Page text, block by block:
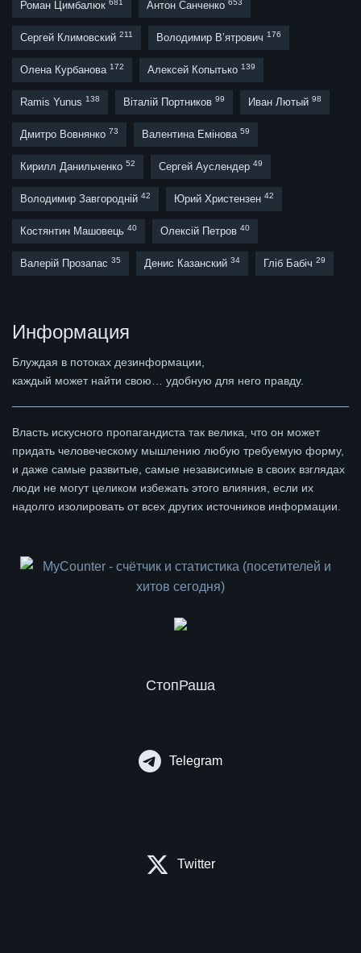
Роман Цимбалюк 681 Антон Санченко 653
Сергей Климовский 211 Володимир В’ятрович 176
Олена Курбанова 172 Алексей Копытько 139
Ramis Yunus 138 Віталій Портников 99 Иван Лютый 98
Дмитро Вовнянко 73 Валентина Емінова 59
Кирилл Данильченко 52 Сергей Ауслендер 49
Володимир Завгородній 42 Юрий Христензен 42
Костянтин Машовець 40 Олексій Петров 40
Валерій Прозапас 35 Денис Казанский 34 Гліб Бабіч 29
Информация
Блуждая в потоках дезинформации,
каждый может найти свою… удобную для него правду.
Власть искусного пропагандиста так велика, что он может
придать человеческому мышлению любую требуемую форму,
и даже самые развитые, самые независимые в своих взглядах
люди не могут целиком избежать этого влияния, если их
надолго изолировать от всех других источников информации.
СтопРаша
Telegram
Twitter